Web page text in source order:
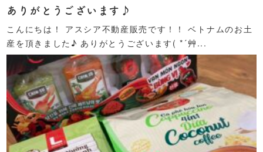
ありがとうございます♪
こんにちは！ アスシア不動産販売です！！ ベトナムのお土
産を頂きました♪ ありがとうございます( *´艸...